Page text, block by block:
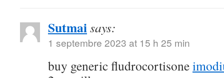
Sutmaisays:
1 septembre 2023 at 15 h 25 min
buy generic fludrocortisone